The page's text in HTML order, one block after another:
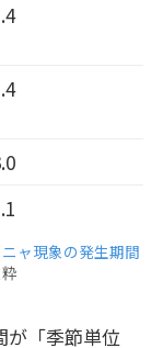
ャ現象の発生期間
が「季節単位